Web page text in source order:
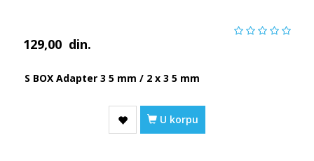
129,00 din.
S BOX Adapter 3 5 mm / 2 x 3 5 mm
U korpu